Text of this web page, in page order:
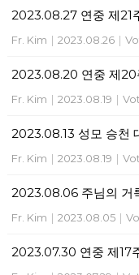
2023.08.27 연중 제21
Fr. Kim | 2023.08.26 |
2023.08.20 연중 제20
Fr. Kim | 2023.08.19 |
2023.08.13 성모 승천
Fr. Kim | 2023.08.19 |
2023.08.06 주님의 거
Fr. Kim | 2023.08.05 |
2023.07.30 연중 제17